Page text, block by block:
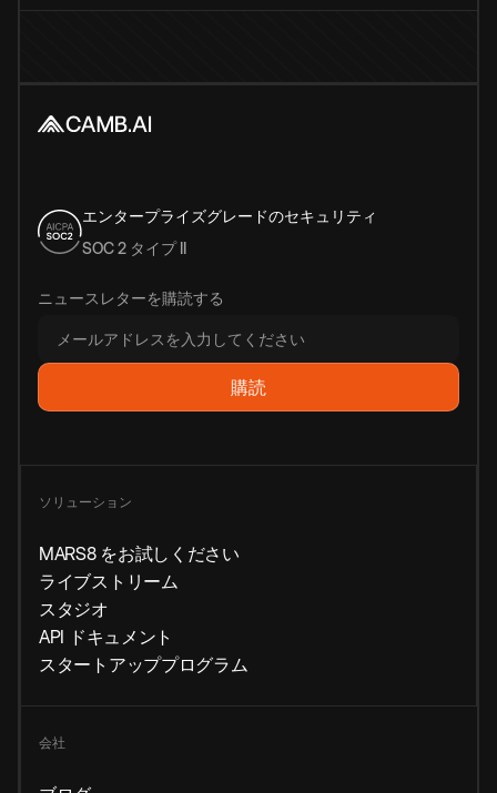
エンタープライズグレードのセキュリティ
SOC 2 タイプ II
ニュースレターを購読する
ソリューション
MARS8 をお試しください
ライブストリーム
スタジオ
API ドキュメント
スタートアッププログラム
会社